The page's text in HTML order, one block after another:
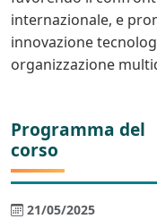
internazionale, e
innovazione
organizzazione
Programma del
corso
21/05/2025